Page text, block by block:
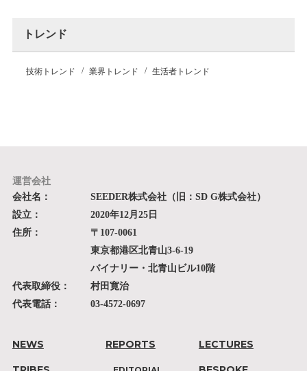
トレンド
技術トレンド 業界トレンド 生活者トレンド
運営会社
会社名：
SEEDER株式会社（旧：SD G株式会社）
設立：
2020年12月25日
住所：
〒107-0061
東京都港区北青山3-6-19
バイナリー・北青山ビル10階
代表取締役：
村田寛治
代表電話：
03-4572-0697
NEWS REPORTS LECTURES